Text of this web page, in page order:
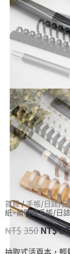
首頁/手帳/日誌/日
紙-無時效手帳/日
NT$350NT$
抽取式活頁本，